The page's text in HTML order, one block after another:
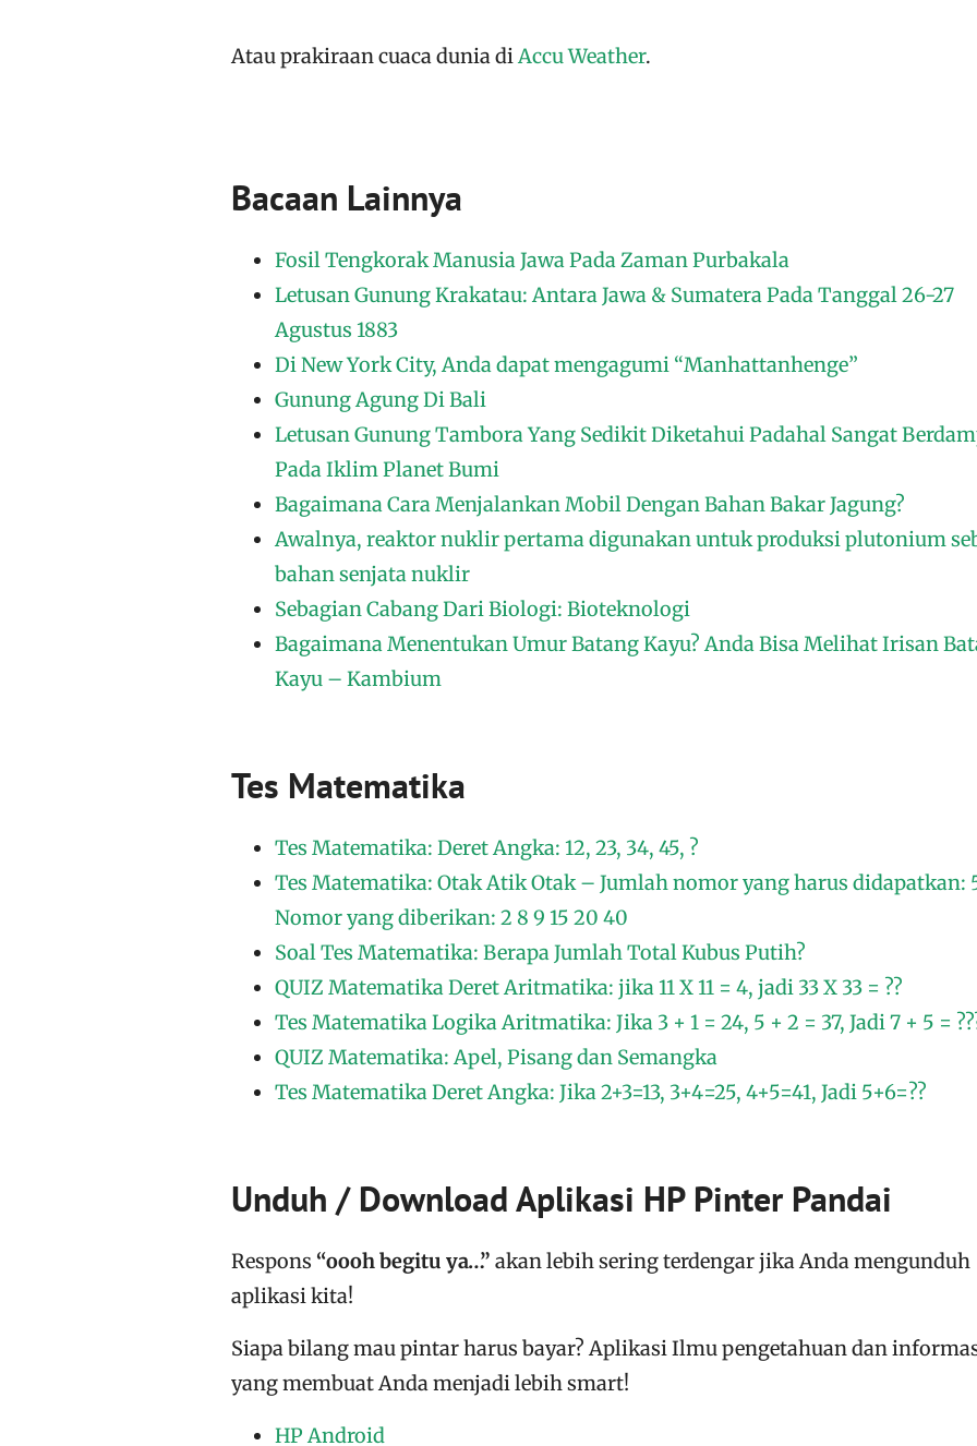
Atau prakiraan cuaca dunia diAccu Weather.
Bacaan Lainnya
Fosil Tengkorak Manusia Jawa Pada Zaman Purbakala
Letusan Gunung Krakatau: Antara Jawa & Sumatera Pada Tanggal 26-27
Agustus 1883
Di New York City, Anda dapat mengagumi “Manhattanhenge”
Gunung Agung Di Bali
Letusan Gunung Tambora Yang Sedikit Diketahui Padahal Sangat
Pada Iklim Planet Bumi
Bagaimana Cara Menjalankan Mobil Dengan Bahan Bakar Jagung?
Awalnya, reaktor nuklir pertama digunakan untuk produksi plutonium
bahan senjata nuklir
Sebagian Cabang Dari Biologi: Bioteknologi
Bagaimana Menentukan Umur Batang Kayu? Anda Bisa Melihat Irisan
Kayu – Kambium
Tes Matematika
Tes Matematika: Deret Angka: 12, 23, 34, 45, ?
Tes Matematika: Otak Atik Otak – Jumlah nomor yang harus didapatkan:
Nomor yang diberikan: 2 8 9 15 20 40
Soal Tes Matematika: Berapa Jumlah Total Kubus Putih?
QUIZ Matematika Deret Aritmatika: jika 11 X 11 = 4, jadi 33 X 33 = ??
Tes Matematika Logika Aritmatika: Jika 3 + 1 = 24, 5 + 2 = 37, Jadi 7 + 5 =
QUIZ Matematika: Apel, Pisang dan Semangka
Tes Matematika Deret Angka: Jika 2+3=13, 3+4=25, 4+5=41, Jadi 5+6=??
Unduh / Download Aplikasi HP Pinter Pandai
Respons “oooh begitu ya…” akan lebih sering terdengar jika Anda mengunduh
aplikasi kita!
Siapa bilang mau pintar harus bayar?AplikasiIlmu pengetahuan dan
yang membuat Anda menjadi lebih smart!
HP Android